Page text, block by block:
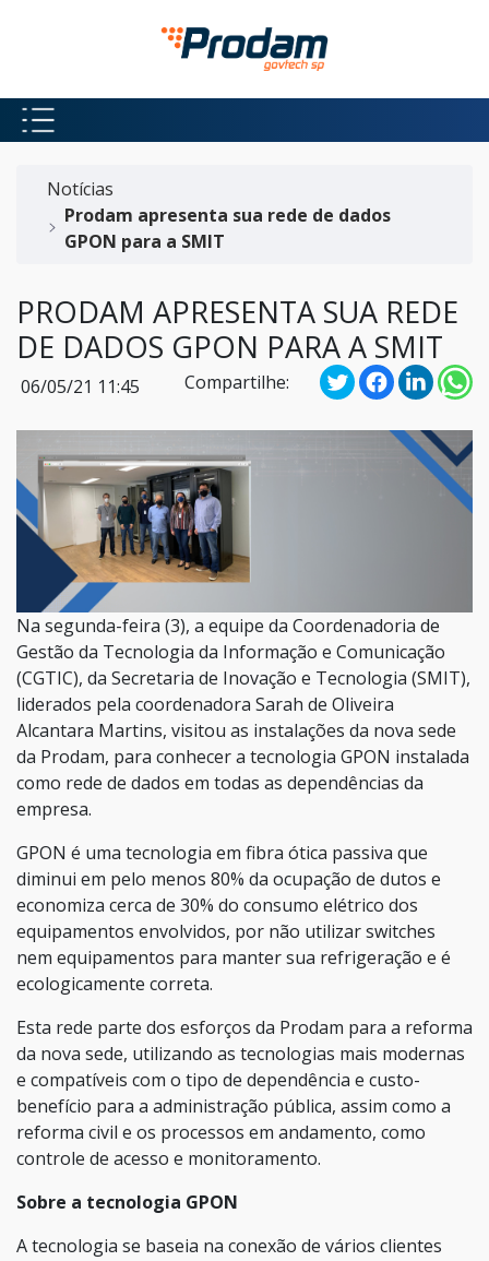
Pular para o Conteúdo principal
Notícias
Prodam apresenta sua rede de dados
GPON para a SMIT
PRODAM APRESENTA SUA REDE
DE DADOS GPON PARA A SMIT
06/05/21 11:45 Compartilhe:
Na segunda-feira (3), a equipe da Coordenadoria de
Gestão da Tecnologia da Informação e Comunicação
(CGTIC), da Secretaria de Inovação e Tecnologia (SMIT),
liderados pela coordenadora Sarah de Oliveira
Alcantara Martins, visitou as instalações da nova sede
da Prodam, para conhecer a tecnologia GPON instalada
como rede de dados em todas as dependências da
empresa.
GPON é uma tecnologia em fibra ótica passiva que
diminui em pelo menos 80% da ocupação de dutos e
economiza cerca de 30% do consumo elétrico dos
equipamentos envolvidos, por não utilizar switches
nem equipamentos para manter sua refrigeração e é
ecologicamente correta.
Esta rede parte dos esforços da Prodam para a reforma
da nova sede, utilizando as tecnologias mais modernas
e compatíveis com o tipo de dependência e custo-
benefício para a administração pública, assim como a
reforma civil e os processos em andamento, como
controle de acesso e monitoramento.
Sobre a tecnologia GPON
A tecnologia se baseia na conexão de vários clientes